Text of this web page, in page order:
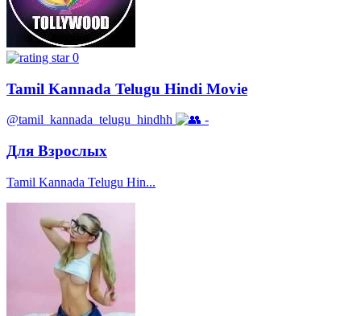
0
Tamil Kannada Telugu Hindi Movie
@tamil_kannada_telugu_hindhh -
Для Взрослых
Tamil Kannada Telugu Hin...